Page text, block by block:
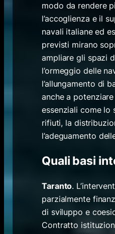
modo da rendere
l’accoglienza e il
navali italiane ed
previsti mirano
ampliare gli spazi
l’ormeggio delle
l’allungamento di
anche a
essenziali come lo
rifiuti, la
l’adeguamento
Quali basi
Taranto.
parzialmente
di sviluppo e
Contratto